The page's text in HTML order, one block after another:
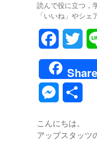
読んで役に立つ，
「いいね」やシェ
a
c
e
b
o
w
i
e
Share
s
こんにちは。
アップスタッツ